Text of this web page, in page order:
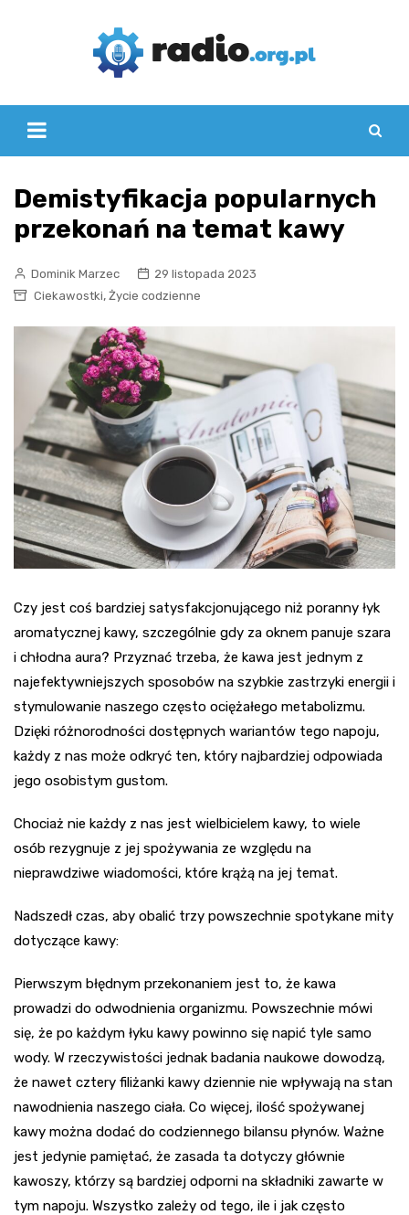
Demistyfikacja popularnych
przekonań na temat kawy
Dominik Marzec
29 listopada 2023
Ciekawostki, Życie codzienne
Czy jest coś bardziej satysfakcjonującego niż poranny łyk
aromatycznej kawy, szczególnie gdy za oknem panuje szara
i chłodna aura? Przyznać trzeba, że kawa jest jednym z
najefektywniejszych sposobów na szybkie zastrzyki energii i
stymulowanie naszego często ociężałego metabolizmu.
Dzięki różnorodności dostępnych wariantów tego napoju,
każdy z nas może odkryć ten, który najbardziej odpowiada
jego osobistym gustom.
Chociaż nie każdy z nas jest wielbicielem kawy, to wiele
osób rezygnuje z jej spożywania ze względu na
nieprawdziwe wiadomości, które krążą na jej temat.
Nadszedł czas, aby obalić trzy powszechnie spotykane mity
dotyczące kawy:
Pierwszym błędnym przekonaniem jest to, że kawa
prowadzi do odwodnienia organizmu. Powszechnie mówi
się, że po każdym łyku kawy powinno się napić tyle samo
wody. W rzeczywistości jednak badania naukowe dowodzą,
że nawet cztery filiżanki kawy dziennie nie wpływają na stan
nawodnienia naszego ciała. Co więcej, ilość spożywanej
kawy można dodać do codziennego bilansu płynów. Ważne
jest jedynie pamiętać, że zasada ta dotyczy głównie
kawoszy, którzy są bardziej odporni na składniki zawarte w
tym napoju. Wszystko zależy od tego, ile i jak często